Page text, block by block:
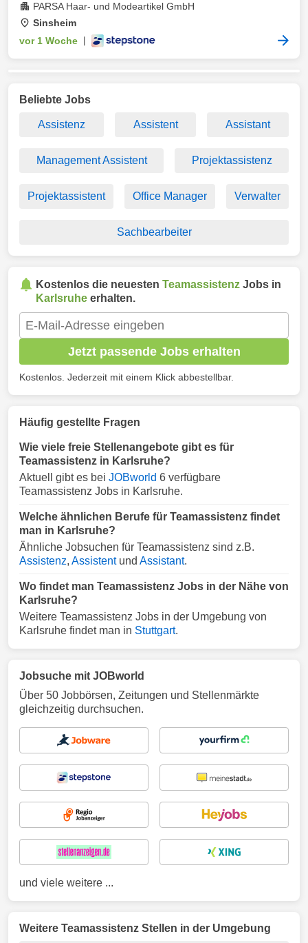
PARSA Haar- und Modeartikel GmbH
Sinsheim
vor 1 Woche
Beliebte Jobs
Assistenz Assistent Assistant
Management Assistent Projektassistenz
Projektassistent Office Manager Verwalter
Sachbearbeiter
Kostenlos die neuesten Teamassistenz Jobs in
Karlsruhe erhalten.
Jetzt passende Jobs erhalten
Kostenlos. Jederzeit mit einem Klick abbestellbar.
Häufig gestellte Fragen
Wie viele freie Stellenangebote gibt es für
Teamassistenz in Karlsruhe?
Aktuell gibt es bei JOBworld 6 verfügbare
Teamassistenz Jobs in Karlsruhe.
Welche ähnlichen Berufe für Teamassistenz findet
man in Karlsruhe?
Ähnliche Jobsuchen für Teamassistenz sind z.B.
Assistenz, Assistentund Assistant.
Wo findet man Teamassistenz Jobs in der Nähe von
Karlsruhe?
Weitere Teamassistenz Jobs in der Umgebung von
Karlsruhe findet man in Stuttgart.
Jobsuche mit JOBworld
Über 50 Jobbörsen, Zeitungen und Stellenmärkte
gleichzeitig durchsuchen.
und viele weitere ...
Weitere Teamassistenz Stellen in der Umgebung